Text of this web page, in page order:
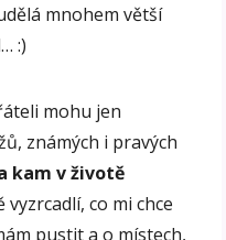
mnohem větší
:)
mohu jen
známých i pravých
kam v životě
vyzrcadlí, co mi chce
pustit a o místech,